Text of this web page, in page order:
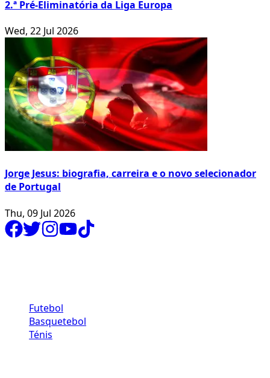
2.ª Pré-Eliminatória da Liga Europa
Wed, 22 Jul 2026
Jorge Jesus: biografia, carreira e o novo selecionador
de Portugal
Thu, 09 Jul 2026
Futebol
Basquetebol
Ténis